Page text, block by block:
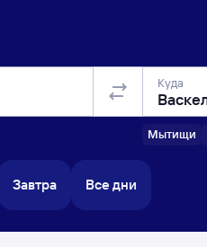
Куда
Мытищи
Завтра Все дни